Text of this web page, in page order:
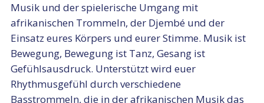
Musik und der spielerische Umgang mit
afrikanischen Trommeln, der Djembé und der
Einsatz eures Körpers und eurer Stimme. Musik ist
Bewegung, Bewegung ist Tanz, Gesang ist
Gefühlsausdruck. Unterstützt wird euer
Rhythmusgefühl durch verschiedene
Basstrommeln, die in der afrikanischen Musik das